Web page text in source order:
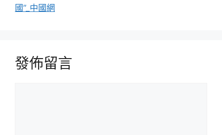
國”_中國網
發佈留言